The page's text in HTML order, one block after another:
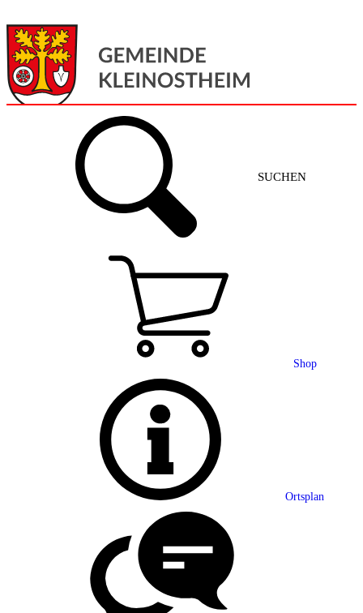
SUCHEN
Shop
Ortsplan
Gemeinde + Service
Grußwort
Ortsplan
Partnerschaft
Statistik
Mitteilungsblatt